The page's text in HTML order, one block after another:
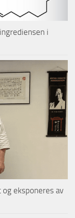
i
eksponeres av